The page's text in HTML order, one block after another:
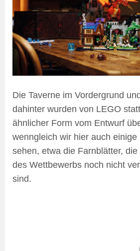
Die Taverne im Vordergrund
dahinter wurden von LEGO
ähnlicher Form vom Entwurf
wenngleich wir hier auch
sehen, etwa die Farnblätter,
des Wettbewerbs noch nicht
sind.